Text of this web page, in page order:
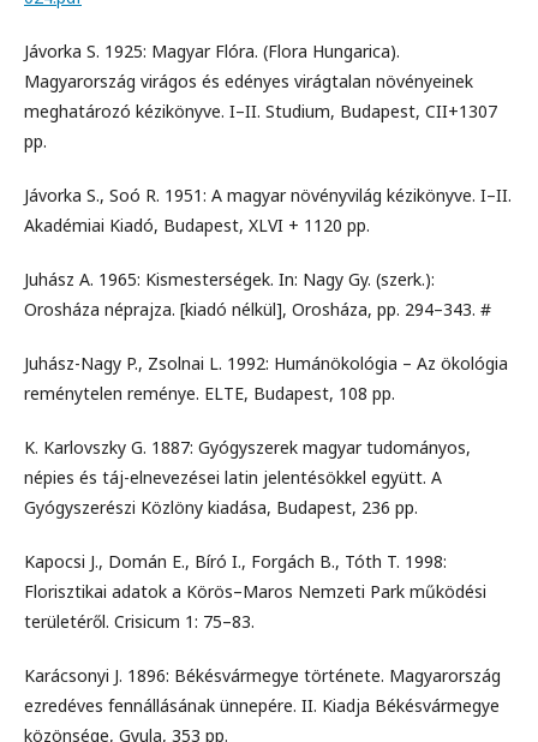
Jávorka S. 1925: Magyar Flóra. (Flora Hungarica).
Magyarország virágos és edényes virágtalan növényeinek
meghatározó kézikönyve. I–II. Studium, Budapest, CII+1307
pp.
Jávorka S., Soó R. 1951: A magyar növényvilág kézikönyve. I–II.
Akadémiai Kiadó, Budapest, XLVI + 1120 pp.
Juhász A. 1965: Kismesterségek. In: Nagy Gy. (szerk.):
Orosháza néprajza. [kiadó nélkül], Orosháza, pp. 294–343. #
Juhász-Nagy P., Zsolnai L. 1992: Humánökológia – Az ökológia
reménytelen reménye. ELTE, Budapest, 108 pp.
K. Karlovszky G. 1887: Gyógyszerek magyar tudományos,
népies és táj-elnevezései latin jelentésökkel együtt. A
Gyógyszerészi Közlöny kiadása, Budapest, 236 pp.
Kapocsi J., Domán E., Bíró I., Forgách B., Tóth T. 1998:
Florisztikai adatok a Körös–Maros Nemzeti Park működési
területéről. Crisicum 1: 75–83.
Karácsonyi J. 1896: Békésvármegye története. Magyarország
ezredéves fennállásának ünnepére. II. Kiadja Békésvármegye
közönsége, Gyula, 353 pp.